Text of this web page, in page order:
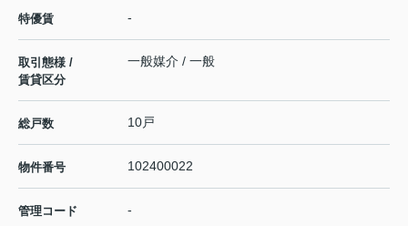
特優賃 -
取引態様 /
賃貸区分
一般媒介 / 一般
総戸数 10戸
物件番号 102400022
管理コード -